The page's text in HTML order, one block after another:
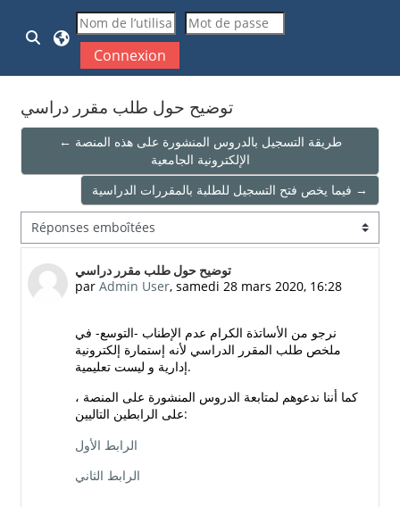
Passer au contenu principal
Activer/désactiver la saisie de recherche
Connexion
توضيح حول طلب مقرر دراسي
← طريقة التسجيل بالدروس المنشورة على هذه المنصة
الإلكترونية الجامعية
فيما يخص فتح التسجيل للطلبة بالمقررات الدراسية →
Type d’affichage
توضيح حول طلب مقرر دراسي
par Admin User, samedi 28 mars 2020, 16:28
Nombre de réponses : 0
نرجو من الأساتذة الكرام عدم الإطناب -التوسع- في
ملخص طلب المقرر الدراسي لأنه إستمارة إلكترونية
إدارية و ليست تعليمية.
، كما أننا ندعوهم لمتابعة الدروس المنشورة على المنصة
على الرابطين التاليين:
الرابط الأول
الرابط الثاني